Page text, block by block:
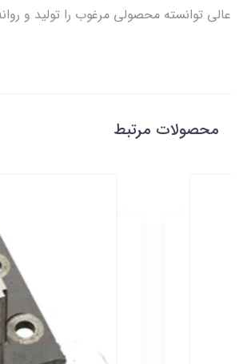
عالی توانسته محصولی مرغوب را تولید و
محصولات مرتبط